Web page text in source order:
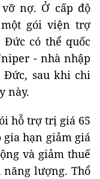
nợ. Ở cấp độ
gói viện trợ
có thể quốc
- nhà nhập
sau khi chi
này.
hỗ trợ trị giá 65
gia hạn giảm giá
và giảm thuế
năng lượng. Thổ